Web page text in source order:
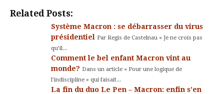
Related Posts:
Système Macron : se débarrasser du virus
présidentiel Par Regis de Castelnau « Je ne crois pas
qu’il...
Comment le bel enfant Macron vint au
monde? Dans un article « Pour une logique de
l’indiscipline » qui faisait...
La fin du duo Le Pen – Macron: enfin s’en